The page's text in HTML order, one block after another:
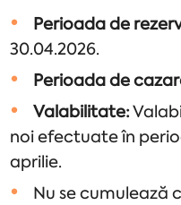
Perioada de
30.04.2026.
Perioada de
Valabilitate:
noi efectuate în
aprilie.
Nu se cumulează